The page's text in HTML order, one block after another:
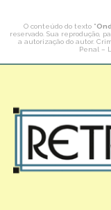
O conteúdo do texto "
reservado. Sua reprodução,
a autorização do autor.
Penal –